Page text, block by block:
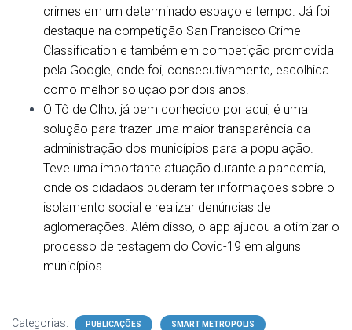
crimes em um determinado espaço e tempo. Já foi
destaque na competição San Francisco Crime
Classification e também em competição promovida
pela Google, onde foi, consecutivamente, escolhida
como melhor solução por dois anos.
O Tô de Olho, já bem conhecido por aqui, é uma
solução para trazer uma maior transparência da
administração dos municípios para a população.
Teve uma importante atuação durante a pandemia,
onde os cidadãos puderam ter informações sobre o
isolamento social e realizar denúncias de
aglomerações. Além disso, o app ajudou a otimizar o
processo de testagem do Covid-19 em alguns
municípios.
Categorias: PUBLICAÇÕES SMART METROPOLIS